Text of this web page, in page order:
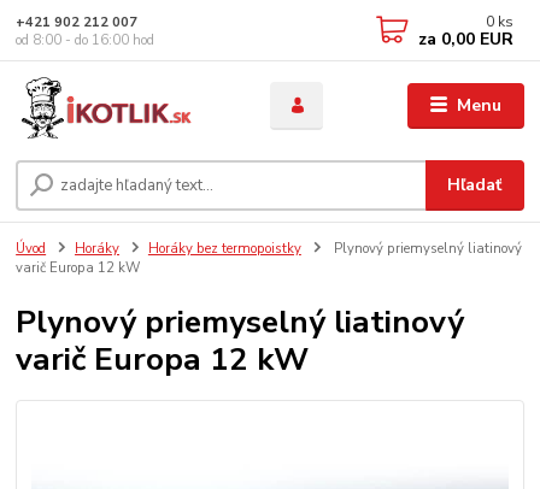
Menu
Hľadať
+421 902 212 007
od 8:00 - do 16:00 hod
0 ks
za 0,00 EUR
Úvod Horáky Horáky bez termopoistky
Plynový priemyselný liatinový
varič Europa 12 kW
Plynový priemyselný liatinový
varič Europa 12 kW